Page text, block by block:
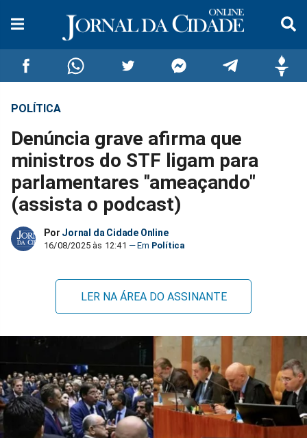
Compartilhar
no
Facebook
Compartilhar
no
Whatsapp
no
Twitter
no
Messenger
no
Telegram
POLÍTICA
Denúncia grave afirma que
ministros do STF ligam para
parlamentares "ameaçando"
(assista o podcast)
Por Jornal da Cidade Online
16/08/2025 às 12:41 Política
LER NA ÁREA DO ASSINANTE